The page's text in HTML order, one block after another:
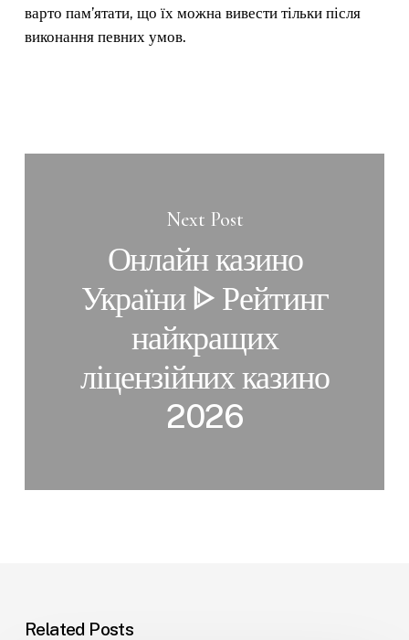
варто пам’ятати, що їх можна вивести тільки після
виконання певних умов.
Next Post
Онлайн казино
України ᐈ Рейтинг
найкращих
ліцензійних казино
2026
Related Posts